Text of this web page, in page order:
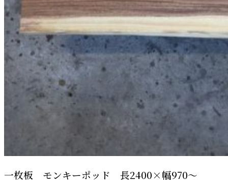
一枚板 モンキーポッド 長2400×幅970～